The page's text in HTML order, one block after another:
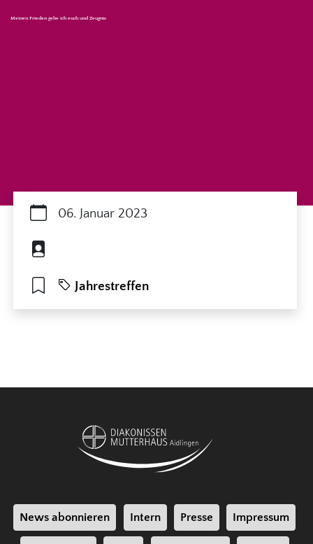
Meinen Frieden gebe ich euch und Zeugnis
06. Januar 2023
Jahrestreffen
News abonnieren Intern Presse Impressum